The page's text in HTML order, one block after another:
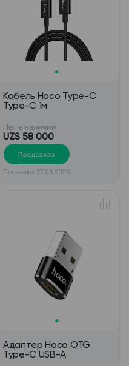
Кабель Hoco Type-C
Type-C 1м
Нет в наличии
UZS 58 000
Предзаказ
Поставка: 27.08.2026
Адаптер Hoco OTG
Type-C USB-A